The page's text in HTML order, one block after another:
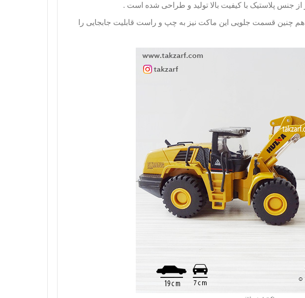
از جنس پلاستیک با کیفیت بالا تولید و طراحی شده است .
هم چنین قسمت جلویی این ماکت نیز به چپ و راست قابلیت جابجایی را